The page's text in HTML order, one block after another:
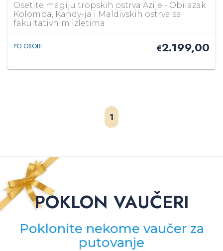
Osetite magiju tropskih ostrva Azije - Obilazak
Kolomba, Kandy-ja i Maldivskih ostrva sa
fakultativnim izletima.
PO OSOBI €2.199,00
1
POKLON VAUČERI
Poklonite nekome vaučer za
putovanje